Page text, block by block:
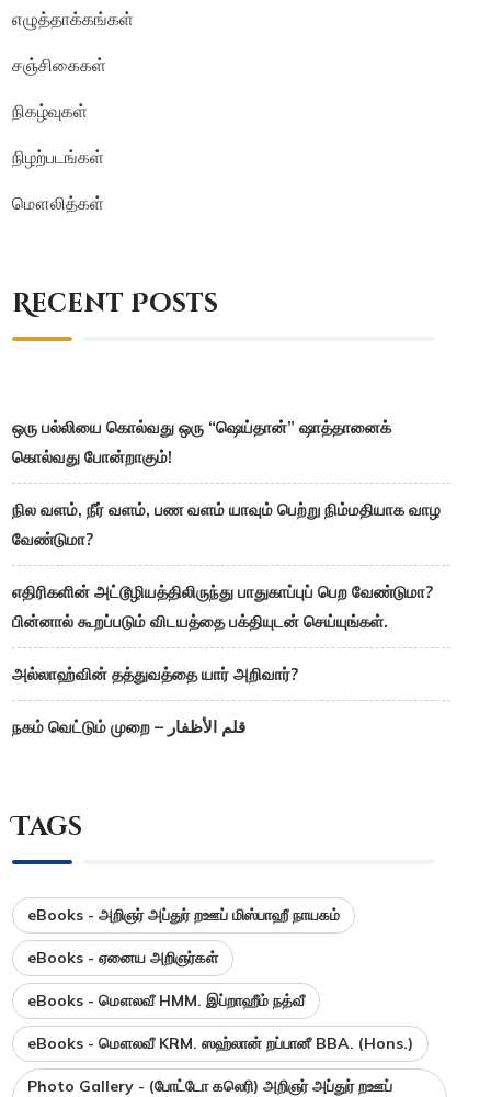
எழுத்தாக்கங்கள்
சஞ்சிகைகள்
நிகழ்வுகள்
நிழற்படங்கள்
மௌலித்கள்
Recent Posts
ஒரு பல்லியை கொல்வது ஒரு “ஷெய்தான்” ஷாத்தானைக்
கொல்வது போன்றாகும்!
நில வளம், நீர் வளம், பண வளம் யாவும் பெற்று நிம்மதியாக வாழ
வேண்டுமா?
எதிரிகளின் அட்டூழியத்திலிருந்து பாதுகாப்புப் பெற வேண்டுமா?
பின்னால் கூறப்படும் விடயத்தை பக்தியுடன் செய்யுங்கள்.
அல்லாஹ்வின் தத்துவத்தை யார் அறிவார்?
நகம் வெட்டும் முறை – قلم الأظفار
Tags
eBooks - அறிஞர் அப்துர் றஊப் மிஸ்பாஹீ நாயகம்
eBooks - ஏனைய அறிஞர்கள்
eBooks - மௌலவீ HMM. இப்றாஹீம் நத்வீ
eBooks - மௌலவீ KRM. ஸஹ்லான் றப்பானீ BBA. (Hons.)
Photo Gallery - (போட்டோ கலெரி) அறிஞர் அப்துர் றஊப்